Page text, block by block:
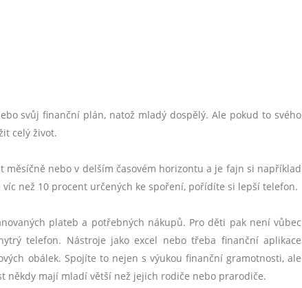
svůj finanční plán, natož mladý dospělý. Ale pokud to svého
celý život.
nebo v delším časovém horizontu a je fajn si například
než 10 procent určených ke spoření, pořídíte si lepší telefon.
plateb a potřebných nákupů. Pro děti pak není vůbec
telefon. Nástroje jako excel nebo třeba finanční aplikace
obálek. Spojíte to nejen s výukou finanční gramotnosti, ale
někdy mají mladí větší než jejich rodiče nebo prarodiče.